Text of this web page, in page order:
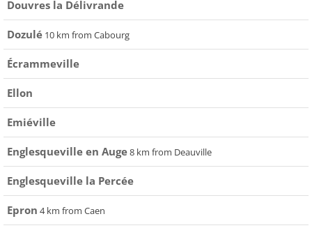
Douvres la Délivrande
Dozulé 10 km from Cabourg
Écrammeville
Ellon
Emiéville
Englesqueville en Auge8 km from Deauville
Englesqueville la Percée
Epron 4 km from Caen